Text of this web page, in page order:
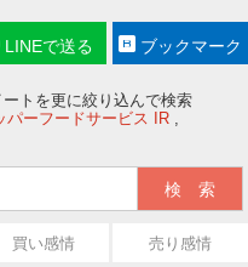
LINEで送る ブックマーク
トを更に絞り込んで検索
パーフードサービス IR
買い感情 売り感情